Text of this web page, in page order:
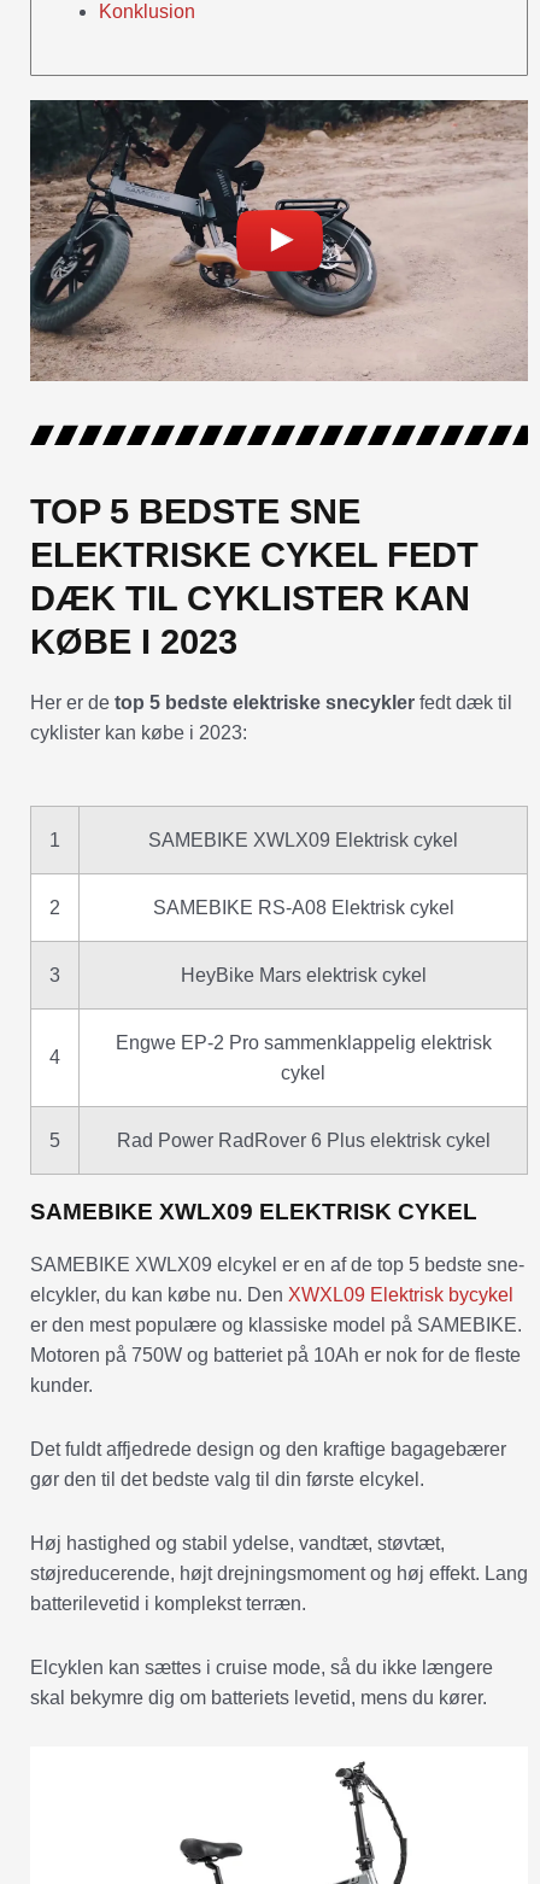
Konklusion
TOP 5 BEDSTE SNE
ELEKTRISKE CYKEL FEDT
DÆK TIL CYKLISTER KAN
KØBE I 2023
Her er de top 5 bedste elektriske snecykler fedt dæk til
cyklister kan købe i 2023:
1 SAMEBIKE XWLX09 Elektrisk cykel
2 SAMEBIKE RS-A08 Elektrisk cykel
3 HeyBike Mars elektrisk cykel
4
Engwe EP-2 Pro sammenklappelig elektrisk
cykel
5 Rad Power RadRover 6 Plus elektrisk cykel
SAMEBIKE XWLX09 ELEKTRISK CYKEL
SAMEBIKE XWLX09 elcykel er en af de top 5 bedste sne-
elcykler, du kan købe nu. Den XWXL09 Elektrisk bycykel
er den mest populære og klassiske model på SAMEBIKE.
Motoren på 750W og batteriet på 10Ah er nok for de fleste
kunder.
Det fuldt affjedrede design og den kraftige bagagebærer
gør den til det bedste valg til din første elcykel.
Høj hastighed og stabil ydelse, vandtæt, støvtæt,
støjreducerende, højt drejningsmoment og høj effekt. Lang
batterilevetid i komplekst terræn.
Elcyklen kan sættes i cruise mode, så du ikke længere
skal bekymre dig om batteriets levetid, mens du kører.